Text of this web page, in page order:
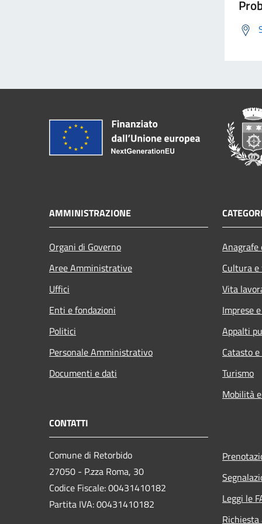
AMMINISTRAZIONE
Organi di Governo
Aree Amministrative
Uffici
Enti e fondazioni
Politici
Personale Amministrativo
Documenti e dati
Cultura
Vita
Imprese
Appalti
Catasto
Turismo
Mobilità
CONTATTI
Comune di Retorbido
27050 - P.zza Roma, 30
Codice Fiscale: 00431410182
Partita IVA: 00431410182
Leggi le